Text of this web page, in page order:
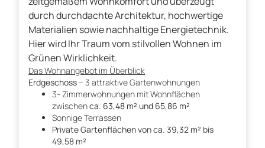
durch durchdachte Architektur, hochwertige
Materialien sowie nachhaltige Energietechnik.
Hier wird Ihr Traum vom stilvollen Wohnen im
Grünen Wirklichkeit.
Das Wohnangebot im Überblick
Erdgeschoss– 3 attraktive Gartenwohnungen
3- Zimmerwohnungen mit Wohnflächen
zwischenca. 63,48 m² und 65,86 m²
Sonnige Terrassen
Private Gartenflächen von ca. 39,32 m² bis
49,58 m²